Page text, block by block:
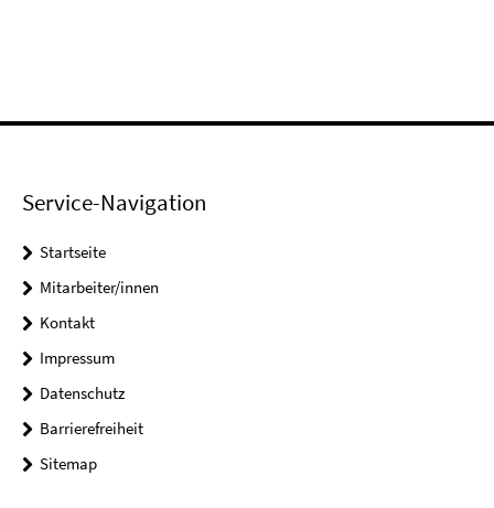
Service-Navigation
Startseite
Mitarbeiter/innen
Kontakt
Impressum
Datenschutz
Barrierefreiheit
Sitemap